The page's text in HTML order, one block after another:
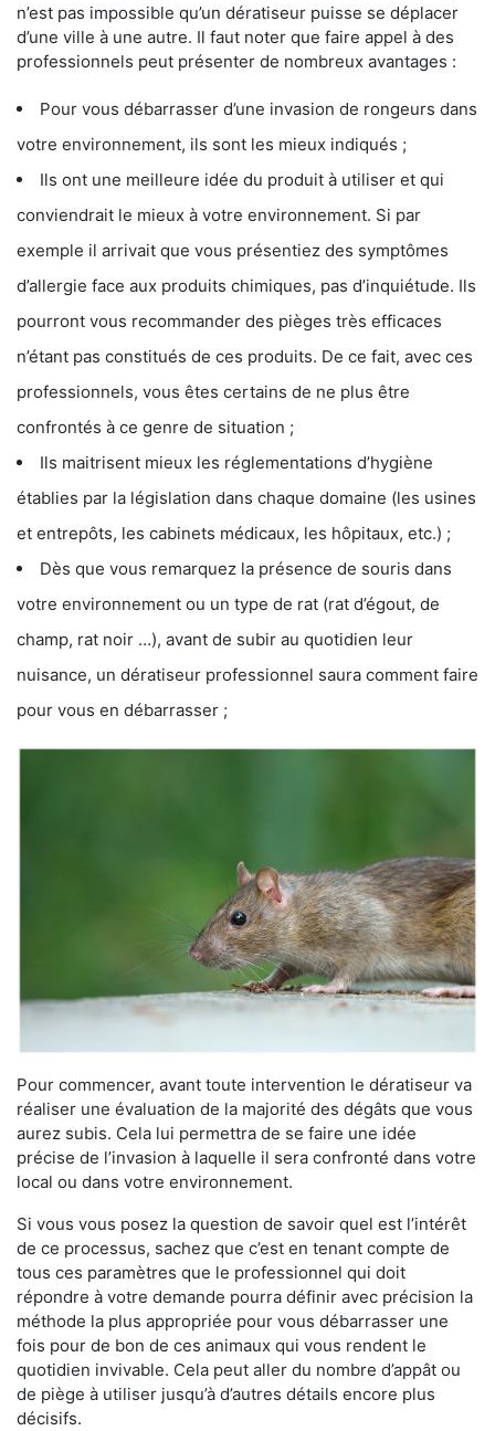
n’est pas impossible qu’un dératiseur puisse se déplacer
d’une ville à une autre. Il faut noter que faire appel à des
professionnels peut présenter de nombreux avantages :
Pour vous débarrasser d’une invasion de rongeurs dans
votre environnement, ils sont les mieux indiqués ;
Ils ont une meilleure idée du produit à utiliser et qui
conviendrait le mieux à votre environnement. Si par
exemple il arrivait que vous présentiez des symptômes
d’allergie face aux produits chimiques, pas d’inquiétude. Ils
pourront vous recommander des pièges très efficaces
n’étant pas constitués de ces produits. De ce fait, avec ces
professionnels, vous êtes certains de ne plus être
confrontés à ce genre de situation ;
Ils maitrisent mieux les réglementations d’hygiène
établies par la législation dans chaque domaine (les usines
et entrepôts, les cabinets médicaux, les hôpitaux, etc.) ;
Dès que vous remarquez la présence de souris dans
votre environnement ou un type de rat (rat d’égout, de
champ, rat noir …), avant de subir au quotidien leur
nuisance, un dératiseur professionnel saura comment faire
pour vous en débarrasser ;
Pour commencer, avant toute intervention le dératiseur va
réaliser une évaluation de la majorité des dégâts que vous
aurez subis. Cela lui permettra de se faire une idée
précise de l’invasion à laquelle il sera confronté dans votre
local ou dans votre environnement.
Si vous vous posez la question de savoir quel est l’intérêt
de ce processus, sachez que c’est en tenant compte de
tous ces paramètres que le professionnel qui doit
répondre à votre demande pourra définir avec précision la
méthode la plus appropriée pour vous débarrasser une
fois pour de bon de ces animaux qui vous rendent le
quotidien invivable. Cela peut aller du nombre d’appât ou
de piège à utiliser jusqu’à d’autres détails encore plus
décisifs.